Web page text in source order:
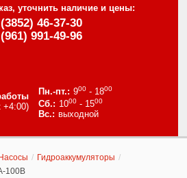
уточнить наличие и цены:
46-37-30
991-49-96
+4:00)
900- 1800
1000- 1500
выходной
Насосы / Гидроаккумуляторы /
100В